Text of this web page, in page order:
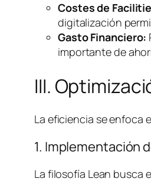
Costes de
digitalización
Gasto Financiero:
importante de
III.
La eficiencia se enfoca
1. Implementación
La filosofía Lean busca